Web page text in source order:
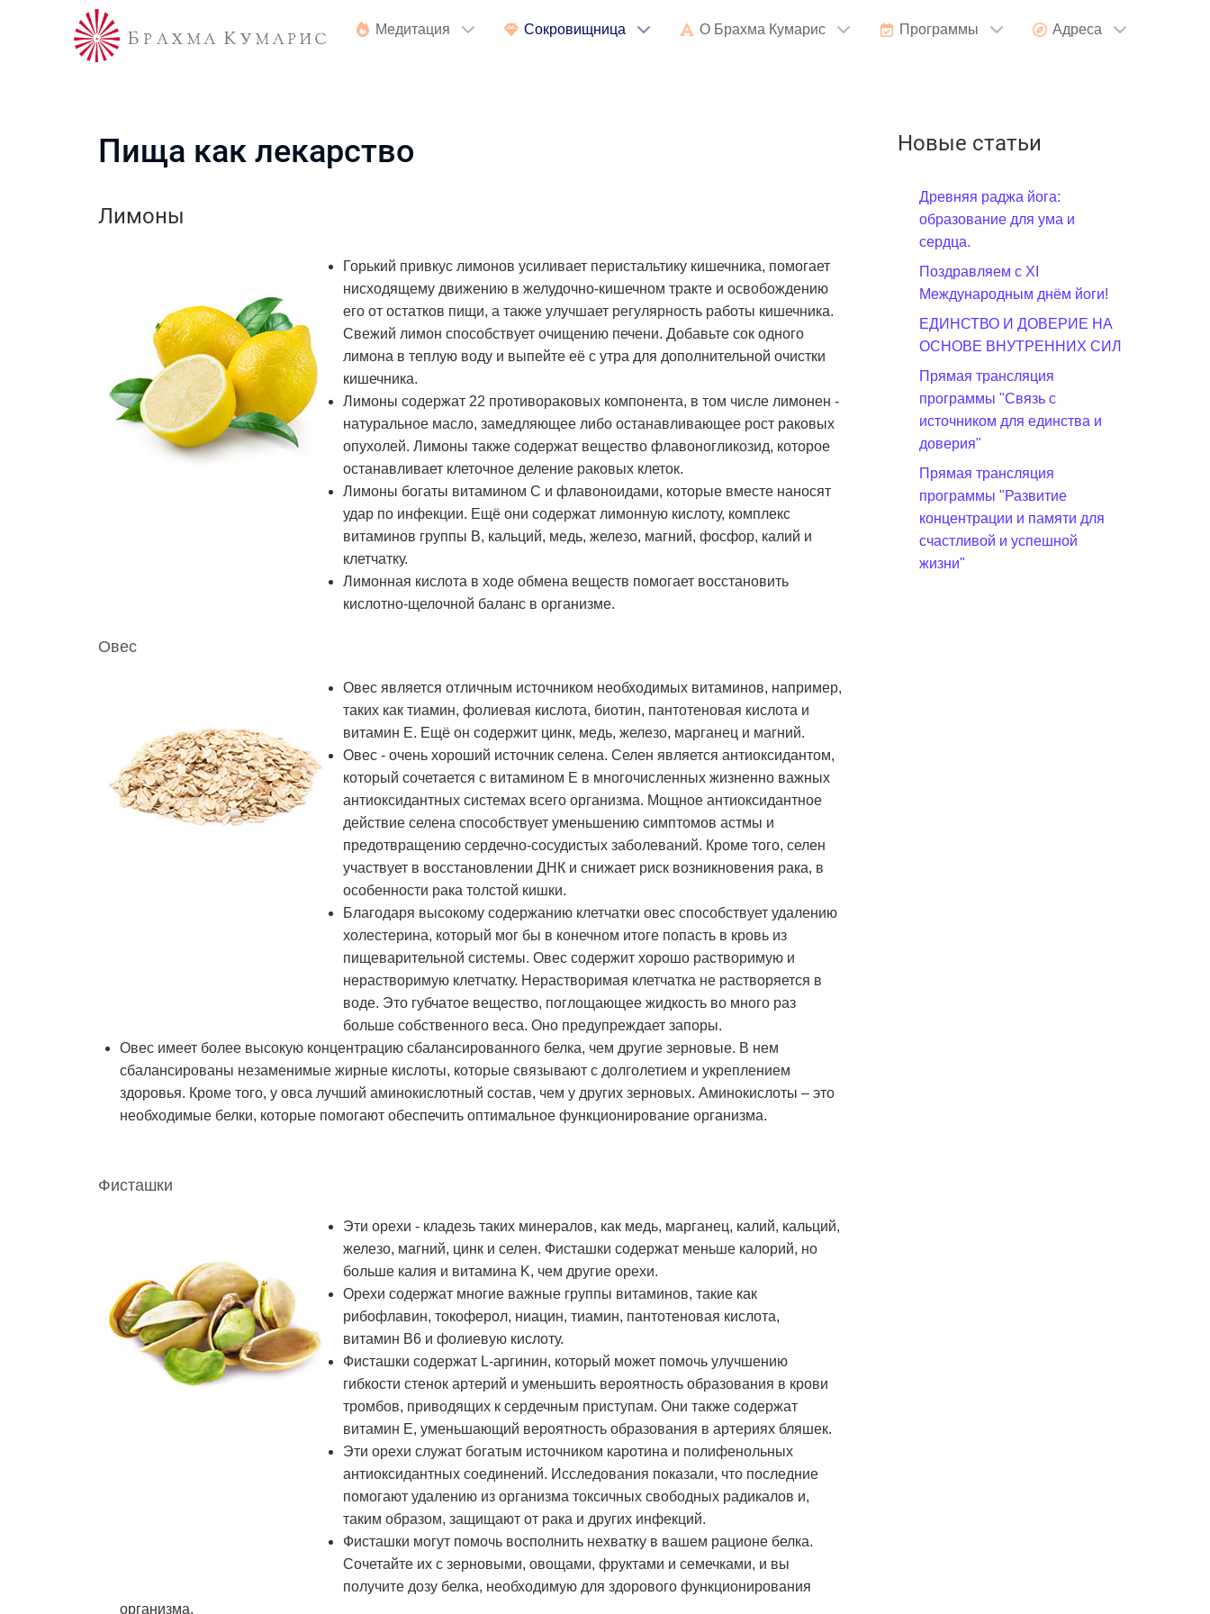
Медитация Сокровищница О Брахма Кумарис Программы Адреса
Пища как лекарство
Лимоны
Горький привкус лимонов усиливает перистальтику кишечника, помогает
нисходящему движению в желудочно-кишечном тракте и освобождению
его от остатков пищи, а также улучшает регулярность работы кишечника.
Свежий лимон способствует очищению печени. Добавьте сок одного
лимона в теплую воду и выпейте её с утра для дополнительной очистки
кишечника.
Лимоны содержат 22 противораковых компонента, в том числе лимонен -
натуральное масло, замедляющее либо останавливающее рост раковых
опухолей. Лимоны также содержат вещество флавоногликозид, которое
останавливает клеточное деление раковых клеток.
Лимоны богаты витамином С и флавоноидами, которые вместе наносят
удар по инфекции. Ещё они содержат лимонную кислоту, комплекс
витаминов группы В, кальций, медь, железо, магний, фосфор, калий и
клетчатку.
Лимонная кислота в ходе обмена веществ помогает восстановить
кислотно-щелочной баланс в организме.
Овес
Овес является отличным источником необходимых витаминов, например,
таких как тиамин, фолиевая кислота, биотин, пантотеновая кислота и
витамин Е. Ещё он содержит цинк, медь, железо, марганец и магний.
Овес - очень хороший источник селена. Селен является антиоксидантом,
который сочетается с витамином Е в многочисленных жизненно важных
антиоксидантных системах всего организма. Мощное антиоксидантное
действие селена способствует уменьшению симптомов астмы и
предотвращению сердечно-сосудистых заболеваний. Кроме того, селен
участвует в восстановлении ДНК и снижает риск возникновения рака, в
особенности рака толстой кишки.
Благодаря высокому содержанию клетчатки овес способствует удалению
холестерина, который мог бы в конечном итоге попасть в кровь из
пищеварительной системы. Овес содержит хорошо растворимую и
нерастворимую клетчатку. Нерастворимая клетчатка не растворяется в
воде. Это губчатое вещество, поглощающее жидкость во много раз
больше собственного веса. Оно предупреждает запоры.
Овес имеет более высокую концентрацию сбалансированного белка, чем другие зерновые. В нем
сбалансированы незаменимые жирные кислоты, которые связывают с долголетием и укреплением
здоровья. Кроме того, у овса лучший аминокислотный состав, чем у других зерновых. Аминокислоты – это
необходимые белки, которые помогают обеспечить оптимальное функционирование организма.
Фисташки
Эти орехи - кладезь таких минералов, как медь, марганец, калий, кальций,
железо, магний, цинк и селен. Фисташки содержат меньше калорий, но
больше калия и витамина K, чем другие орехи.
Орехи содержат многие важные группы витаминов, такие как
рибофлавин, токоферол, ниацин, тиамин, пантотеновая кислота,
витамин B6 и фолиевую кислоту.
Фисташки содержат L-аргинин, который может помочь улучшению
гибкости стенок артерий и уменьшить вероятность образования в крови
тромбов, приводящих к сердечным приступам. Они также содержат
витамин Е, уменьшающий вероятность образования в артериях бляшек.
Эти орехи служат богатым источником каротина и полифенольных
антиоксидантных соединений. Исследования показали, что последние
помогают удалению из организма токсичных свободных радикалов и,
таким образом, защищают от рака и других инфекций.
Фисташки могут помочь восполнить нехватку в вашем рационе белка.
Сочетайте их с зерновыми, овощами, фруктами и семечками, и вы
получите дозу белка, необходимую для здорового функционирования
организма.
Новые статьи
Древняя раджа йога:
образование для ума и
сердца.
Поздравляем с XI
Международным днём йоги!
ЕДИНСТВО И ДОВЕРИЕ НА
ОСНОВЕ ВНУТРЕННИХ СИЛ
Прямая трансляция
программы "Связь с
источником для единства и
доверия"
Прямая трансляция
программы "Развитие
концентрации и памяти для
счастливой и успешной
жизни"